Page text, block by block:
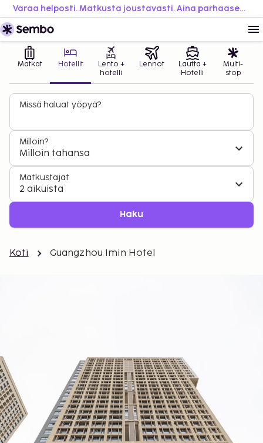
Varaa helposti. Matkusta joustavasti. Aina parhaaseen hintaan.
Matkat Hotellit
Lento +
hotelli
Lennot
Lautta +
Hotelli
Multi-
stop
Missä haluat yöpyä?
Milloin?
Milloin tahansa
Matkustajat
2 aikuista
Haku
Koti Guangzhou Imin Hotel